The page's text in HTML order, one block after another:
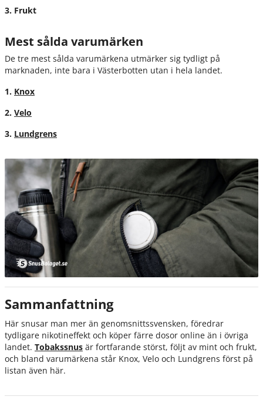
3. Frukt
Mest sålda varumärken
De tre mest sålda varumärkena utmärker sig tydligt på
marknaden, inte bara i Västerbotten utan i hela landet.
1. Knox
2. Velo
3. Lundgrens
Sammanfattning
Här snusar man mer än genomsnittssvensken, föredrar
tydligare nikotineffekt och köper färre dosor online än i övriga
landet. Tobakssnus är fortfarande störst, följt av mint och frukt,
och bland varumärkena står Knox, Velo och Lundgrens först på
listan även här.